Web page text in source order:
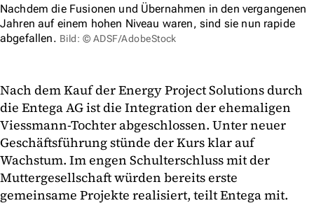
Nachdem die Fusionen und Übernahmen in den vergangenen
Jahren auf einem hohen Niveau waren, sind sie nun rapide
abgefallen. Bild: © ADSF/AdobeStock
Nach dem Kauf der Energy Project Solutions durch
die Entega AG ist die Integration der ehemaligen
Viessmann-Tochter abgeschlossen. Unter neuer
Geschäftsführung stünde der Kurs klar auf
Wachstum. Im engen Schulterschluss mit der
Muttergesellschaft würden bereits erste
gemeinsame Projekte realisiert, teilt Entega mit.